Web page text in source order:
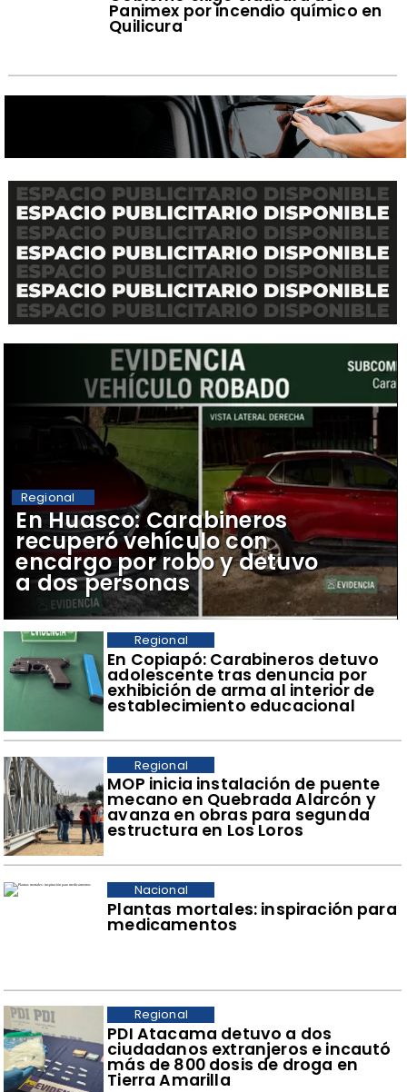
Panimex por incendio químico en
Quilicura
​En Copiapó: Carabineros detuvo
adolescente tras denuncia por
exhibición de arma al interior de
establecimiento educacional
Regional
​MOP inicia instalación de puente
mecano en Quebrada Alarcón y
avanza en obras para segunda
estructura en Los Loros
Regional
Plantas mortales: inspiración para
medicamentos
Nacional
​PDI Atacama detuvo a dos
ciudadanos extranjeros e incautó
más de 800 dosis de droga en
Tierra Amarilla
Regional
​En Huasco: Carabineros
recuperó vehículo con
encargo por robo y detuvo
a dos personas
Regional